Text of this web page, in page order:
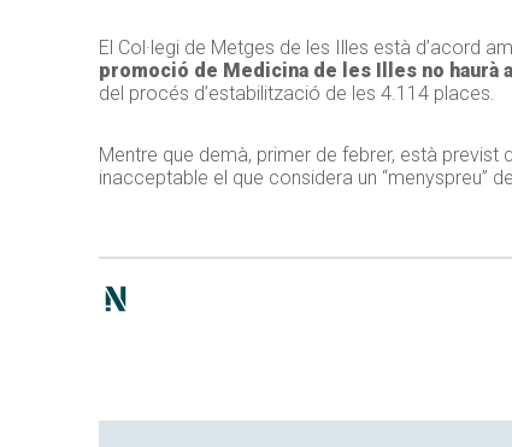
El Col·legi de Metges de les Illes està d’acord
promoció de Medicina de les Illes no haurà
del procés d’estabilització de les 4.114 places.
Mentre que demà, primer de febrer, està previst
inacceptable el que considera un “menyspreu”